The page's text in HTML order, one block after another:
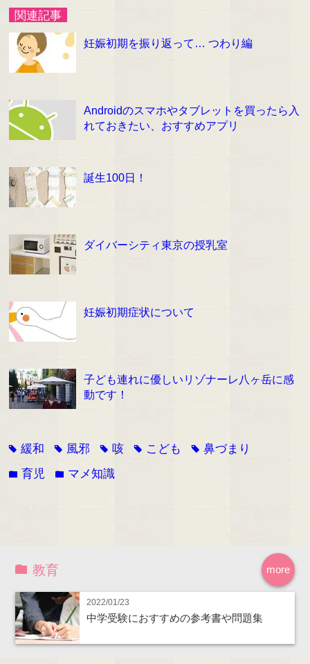
関連記事
妊娠初期を振り返って… つわり編
Androidのスマホやタブレットを買ったら入
れておきたい、おすすめアプリ
誕生100日！
ダイバーシティ東京の授乳室
妊娠初期症状について
子ども連れに優しいリゾナーレ八ヶ岳に感
動です！
tag緩和 tag 風邪 tag 咳 tag こども tag鼻づまり
folder 育児 folder マメ知識
more
教育
2022/01/23
中学受験におすすめの参考書や問題集